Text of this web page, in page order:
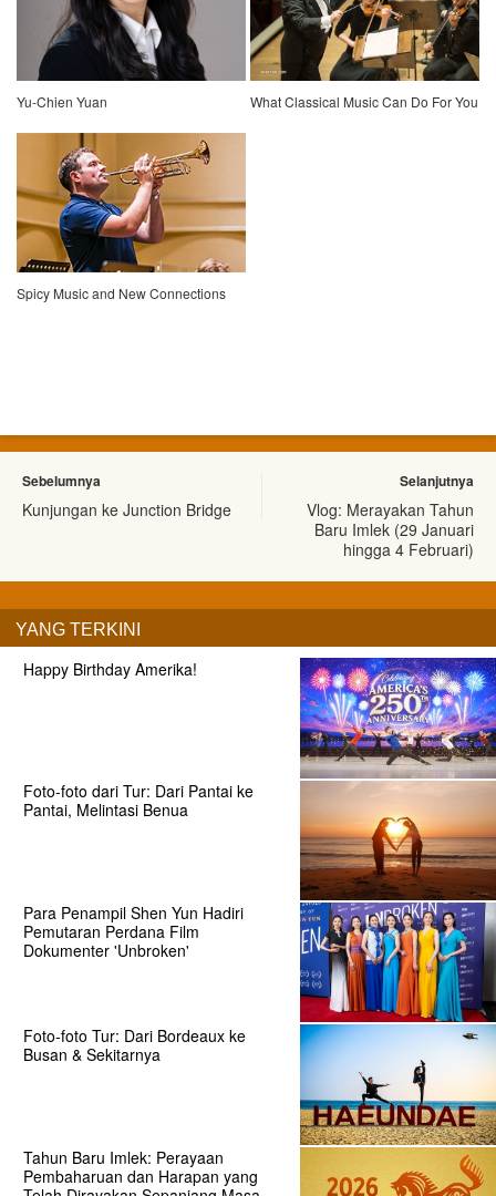
Yu-Chien Yuan What Classical Music Can Do For You
Spicy Music and New Connections
Sebelumnya
Kunjungan ke Junction Bridge
Selanjutnya
Vlog: Merayakan Tahun
Baru Imlek (29 Januari
hingga 4 Februari)
YANG TERKINI
Happy Birthday Amerika!
Foto-foto dari Tur: Dari Pantai ke
Pantai, Melintasi Benua
Para Penampil Shen Yun Hadiri
Pemutaran Perdana Film
Dokumenter 'Unbroken'
Foto-foto Tur: Dari Bordeaux ke
Busan & Sekitarnya
Tahun Baru Imlek: Perayaan
Pembaharuan dan Harapan yang